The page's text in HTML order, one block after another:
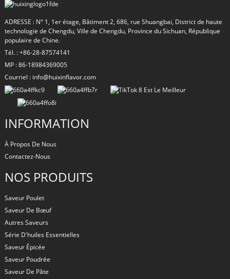
ADRESSE : N° 1, 1er étage, Bâtiment 2, 686, rue Shuangbai, District de haute
technologie de Chengdu, Ville de Chengdu, Province du Sichuan, République
populaire de Chine.
Tél. : +86-28-87574141
MP : 86-18984369005
Courriel : info@huixinflavor.com
INFORMATION
À Propos De Nous
Contactez-Nous
NOS PRODUITS
Saveur Poulet
Saveur De Bœuf
Autres Saveurs
Série D'huiles Essentielles
Saveur Épicée
Saveur Poudrée
Saveur De Pâte